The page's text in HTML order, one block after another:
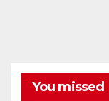
You missed